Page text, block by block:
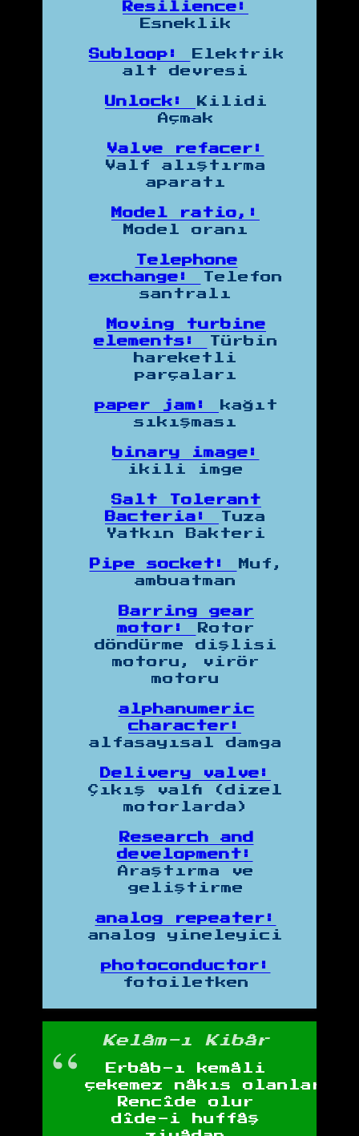
Resilience:
Esneklik
Subloop:
Elektrik
alt devresi
Unlock:
Kilidi
Açmak
Valve refacer:
Valf alıştırma
aparatı
Model ratio,:
Model oranı
Telephone
exchange:
Telefon
santralı
Moving turbine
elements:
Türbin
hareketli
parçaları
paper jam:
kağıt
sıkışması
binary image:
ikili imge
Salt Tolerant
Bacteria:
Tuza
Yatkın Bakteri
Pipe socket:
Muf,
ambuatman
Barring gear
motor:
Rotor
döndürme dişlisi
motoru, virör
motoru
alphanumeric
character:
alfasayısal damga
Delivery valve:
Çıkış valfi (dizel
motorlarda)
Research and
development:
Araştırma ve
geliştirme
analog repeater:
analog yineleyici
photoconductor:
fotoiletken
Kelâm-ı Kibâr
Erbâb-ı kemâli
çekemez nâkıs olanlar
Rencîde olur
dîde-i huffâş